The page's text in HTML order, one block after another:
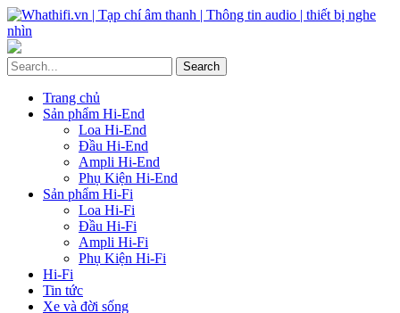
Trang chủ
Sản phẩm Hi-End
Loa Hi-End
Đầu Hi-End
Ampli Hi-End
Phụ Kiện Hi-End
Sản phẩm Hi-Fi
Loa Hi-Fi
Đầu Hi-Fi
Ampli Hi-Fi
Phụ Kiện Hi-Fi
Hi-Fi
Tin tức
Xe và đời sống